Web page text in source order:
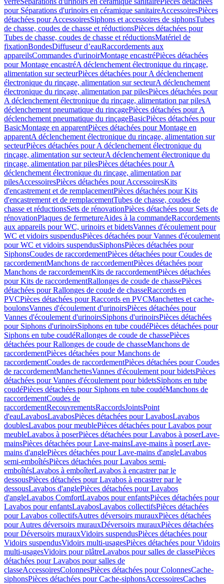
pour Séparations d'urinoirs en céramique sanitaireAccessoiresPièces
détachées pour AccessoiresSiphons et accessoires de siphonsTubes
de chasse, coudes de chasse et réductionsPièces détachées pour
Tubes de chasse, coudes de chasse et réductionsMatériel de
fixationBondesDiffuseur d’eauRaccordements aux
appareilsCommandes d'urinoirMontage encastréPièces détachées
pour Montage encastréA déclenchement électronique du rinçage,
alimentation sur secteurPièces détachées pour A déclenchement
électronique du rinçage, alimentation sur secteurA déclenchement
électronique du rinçage, alimentation par pilesPièces détachées pour
A déclenchement électronique du rinçage, alimentation par pilesA
déclenchement pneumatique du rinçagePièces détachées pour A
déclenchement pneumatique du rinçageBasicPièces détachées pour
BasicMontage en apparentPièces détachées pour Montage en
apparentA déclenchement électronique du rinçage, alimentation sur
secteurPièces détachées pour A déclenchement électronique du
rinçage, alimentation sur secteurA déclenchement électronique du
rinçage, alimentation par pilesPièces détachées pour A
déclenchement électronique du rinçage, alimentation par
pilesAccessoiresPièces détachées pour AccessoiresKits
d'encastrement et de remplacementPièces détachées pour Kits
d'encastrement et de remplacementTubes de chasse, coudes de
chasse et réductionsSets de rénovationPièces détachées pour Sets de
rénovationPlaques de fermetureAides à la commandeRaccordements
aux appareils pour WC, urinoirs et bidetsVannes d'écoulement pour
WC et vidoirs suspendusPièces détachées pour Vannes d'écoulement
pour WC et vidoirs suspendusSiphonsPièces détachées pour
SiphonsCoudes de raccordementPièces détachées pour Coudes de
raccordementManchons de raccordementPièces détachées pour
Manchons de raccordementKits de raccordementPièces détachées
pour Kits de raccordementRallonges de coude de chassePièces
détachées pour Rallonges de coude de chasseRaccords en
PVCPièces détachées pour Raccords en PVCManchettes et cache-
boulonsVannes d'écoulement d'urinoirsPièces détachées pour
Vannes d'écoulement d'urinoirsSiphons d'urinoirsPièces détachées
pour Siphons d'urinoirsSiphons en tube coudéPièces détachées pour
Siphons en tube coudéRallonges de coude de chassePièces
détachées pour Rallonges de coude de chasseManchons de
raccordementPièces détachées pour Manchons de
raccordementCoudes de raccordementPièces détachées pour Coudes
de raccordementManchettesVannes d'écoulement pour bidetsPièces
détachées pour Vannes d'écoulement pour bidetsSiphons en tube
coudéPièces détachées pour Siphons en tube coudéManchons de
raccordementCoudes de
raccordementRecouvrementsRaccordsJointsPoint
d'eauLavabosLavabosPièces détachées pour LavabosLavabos
doublesLavabos pour meublePièces détachées pour Lavabos pour
meubleLavabos à poserPièces détachées pour Lavabos à poserLave-
mainsPièces détachées pour Lave-mainsLave-mains à poserLave-
mains d'anglePièces détachées pour Lave-mains d'angleLavabos
semi-emboîtésPièces détachées pour Lavabos semi-
emboîtésLavabos à emboîterLavabos à encastrer par le
dessousPièces détachées pour Lavabos à encastrer par le
dessousLavabos d'anglePièces détachées pour Lavabos
d'angleLavabos ComfortLavabos pour enfantsPièces détachées pour
Lavabos pour enfantsLavabosLavabos collectifsPièces détachées
pour Lavabos collectifsAutres déversoirs murauxPièces détachées
pour Autres déversoirs murauxDéversoirs murauxPièces détachées
pour Déversoirs murauxVidoirs suspendusPièces détachées pour
Vidoirs suspendusVidoirs multi-usagesPièces détachées pour Vidoirs
multi-usagesVidoirs pour plâtreLavabos pour salles de classePièces
détachées pour Lavabos pour salles de
classeAccessoiresColonnesPièces détachées pour ColonnesCache-
siphonsPièces détachées pour Cache-siphonsAccessoiresCaches